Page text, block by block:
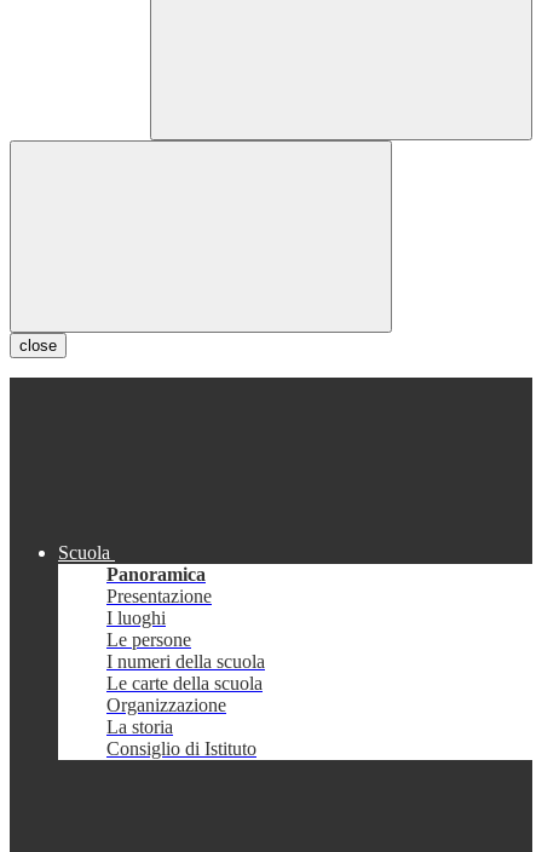
close
Scuola
Panoramica
Presentazione
I luoghi
Le persone
I numeri della scuola
Le carte della scuola
Organizzazione
La storia
Consiglio di Istituto